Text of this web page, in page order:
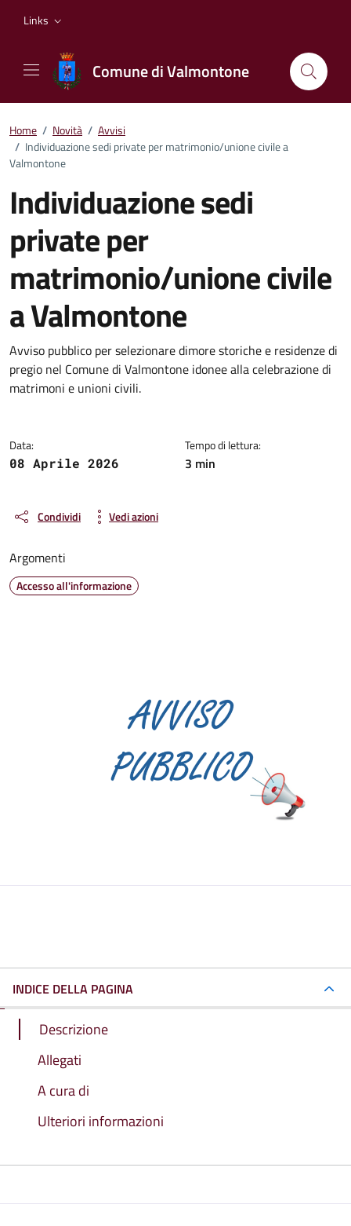
Links
Comune di Valmontone
Home / Novità / Avvisi
/ Individuazione sedi private per matrimonio/unione civile a
Valmontone
Individuazione sedi
private per
matrimonio/unione civile
a Valmontone
Dettagli della notizia
Avviso pubblico per selezionare dimore storiche e residenze di
pregio nel Comune di Valmontone idonee alla celebrazione di
matrimoni e unioni civili.
Data:
08 Aprile 2026
Tempo di lettura:
3 min
Condividi Vedi azioni
Argomenti
Accesso all'informazione
INDICE DELLA PAGINA
Descrizione
Allegati
A cura di
Ulteriori informazioni